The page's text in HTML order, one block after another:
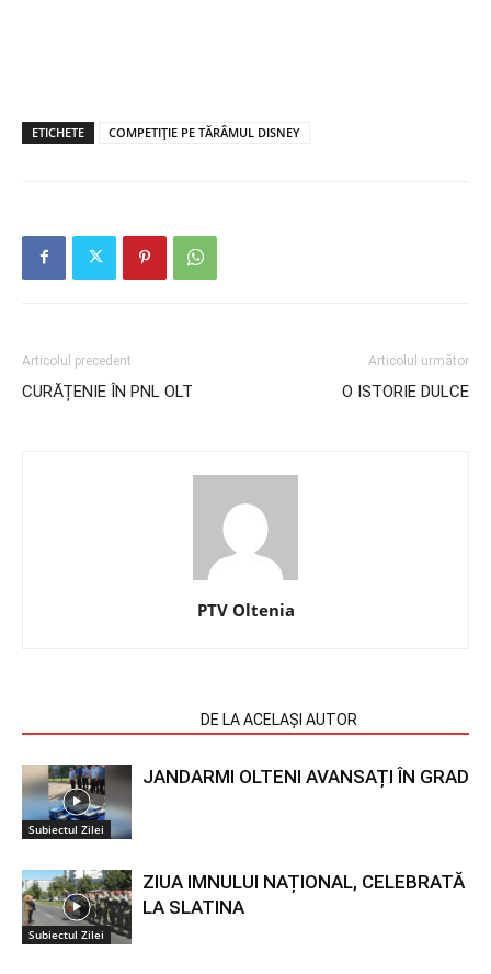
ETICHETE COMPETIȚIE PE TĂRÂMUL DISNEY
Articolul precedent
CURĂȚENIE ÎN PNL OLT
Articolul următor
O ISTORIE DULCE
PTV Oltenia
DE LA ACELAȘI AUTOR
Subiectul Zilei
JANDARMI OLTENI AVANSAȚI ÎN GRAD
Subiectul Zilei
ZIUA IMNULUI NAȚIONAL, CELEBRATĂ
LA SLATINA